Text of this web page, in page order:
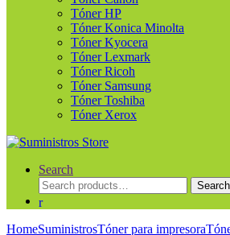
Tóner HP
Tóner Konica Minolta
Tóner Kyocera
Tóner Lexmark
Tóner Ricoh
Tóner Samsung
Tóner Toshiba
Tóner Xerox
Search
Search
for:
Search
HomeSuministrosTóner para impresora